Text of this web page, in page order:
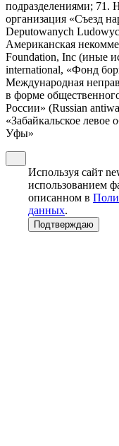
подразделениями; 71.
организация «Съезд
Deputowanych
Американская
Foundation, Inc (иные
international, «Фонд
Международная
в форме
России» (Russian
«Забайкальское
Уфы»
Используя сайт
использованием
описанном в
данных.
Подтверждаю